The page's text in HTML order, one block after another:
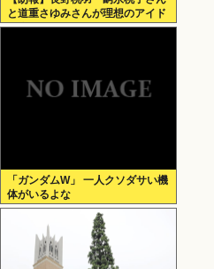
と道重さゆみさんが理想のアイド
ル像」
「ガンダムW」 一人クソダサい機
体がいるよな